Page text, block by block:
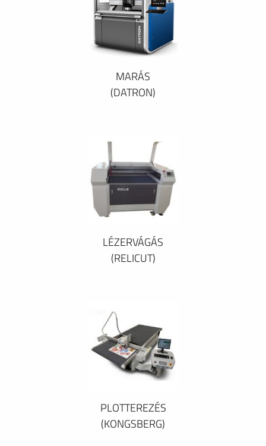
MARÁS
(DATRON)
LÉZERVÁGÁS
(RELICUT)
PLOTTEREZÉS
(KONGSBERG)